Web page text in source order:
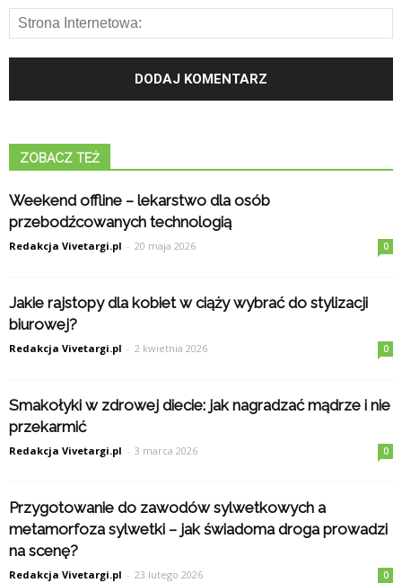
ZOBACZ TEŻ
Weekend offline – lekarstwo dla osób
przebodźcowanych technologią
Redakcja Vivetargi.pl - 20 maja 2026 0
Jakie rajstopy dla kobiet w ciąży wybrać do stylizacji
biurowej?
Redakcja Vivetargi.pl - 2 kwietnia 2026 0
Smakołyki w zdrowej diecie: jak nagradzać mądrze i nie
przekarmić
Redakcja Vivetargi.pl - 3 marca 2026 0
Przygotowanie do zawodów sylwetkowych a
metamorfoza sylwetki – jak świadoma droga prowadzi
na scenę?
Redakcja Vivetargi.pl - 23 lutego 2026 0